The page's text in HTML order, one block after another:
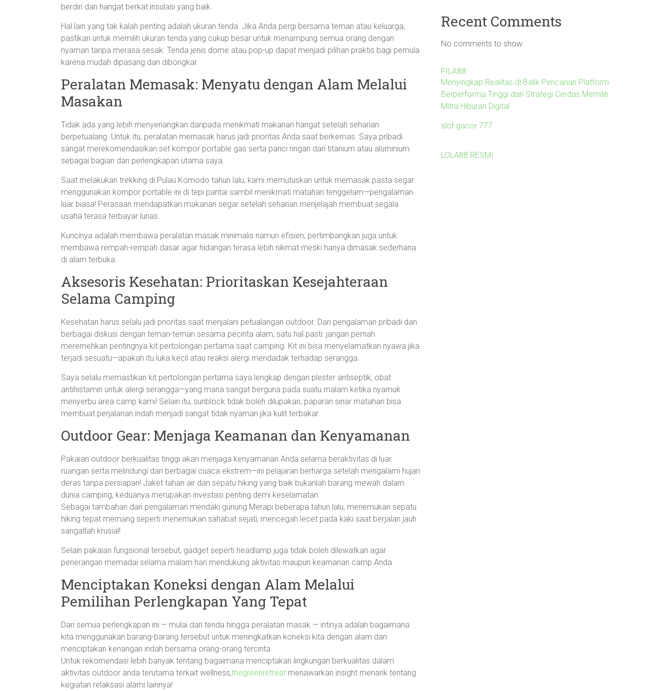
berdiri dan hangat berkat insulasi yang baik.
Hal lain yang tak kalah penting adalah ukuran tenda. Jika Anda pergi bersama teman atau keluarga,
pastikan untuk memilih ukuran tenda yang cukup besar untuk menampung semua orang dengan
nyaman tanpa merasa sesak. Tenda jenis dome atau pop-up dapat menjadi pilihan praktis bagi pemula
karena mudah dipasang dan dibongkar.
Peralatan Memasak: Menyatu dengan Alam Melalui
Masakan
Tidak ada yang lebih menyenangkan daripada menikmati makanan hangat setelah seharian
berpetualang. Untuk itu, peralatan memasak harus jadi prioritas Anda saat berkemas. Saya pribadi
sangat merekomendasikan set kompor portable gas serta panci ringan dari titanium atau aluminium
sebagai bagian dari perlengkapan utama saya.
Saat melakukan trekking di Pulau Komodo tahun lalu, kami memutuskan untuk memasak pasta segar
menggunakan kompor portable ini di tepi pantai sambil menikmati matahari tenggelam—pengalaman
luar biasa! Perasaan mendapatkan makanan segar setelah seharian menjelajah membuat segala
usaha terasa terbayar lunas.
Kuncinya adalah membawa peralatan masak minimalis namun efisien; pertimbangkan juga untuk
membawa rempah-rempah dasar agar hidangan terasa lebih nikmat meski hanya dimasak sederhana
di alam terbuka.
Aksesoris Kesehatan: Prioritaskan Kesejahteraan
Selama Camping
Kesehatan harus selalu jadi prioritas saat menjalani petualangan outdoor. Dari pengalaman pribadi dan
berbagai diskusi dengan teman-teman sesama pecinta alam, satu hal pasti: jangan pernah
meremehkan pentingnya kit pertolongan pertama saat camping. Kit ini bisa menyelamatkan nyawa jika
terjadi sesuatu—apakah itu luka kecil atau reaksi alergi mendadak terhadap serangga.
Saya selalu memastikan kit pertolongan pertama saya lengkap dengan plester antiseptik, obat
antihistamin untuk alergi serangga—yang mana sangat berguna pada suatu malam ketika nyamuk
menyerbu area camp kami! Selain itu, sunblock tidak boleh dilupakan; paparan sinar matahari bisa
membuat perjalanan indah menjadi sangat tidak nyaman jika kulit terbakar.
Outdoor Gear: Menjaga Keamanan dan Kenyamanan
Pakaian outdoor berkualitas tinggi akan menjaga kenyamanan Anda selama beraktivitas di luar
ruangan serta melindungi dari berbagai cuaca ekstrem—ini pelajaran berharga setelah mengalami hujan
deras tanpa persiapan! Jaket tahan air dan sepatu hiking yang baik bukanlah barang mewah dalam
dunia camping; keduanya merupakan investasi penting demi keselamatan.
Sebagai tambahan dari pengalaman mendaki gunung Merapi beberapa tahun lalu, menemukan sepatu
hiking tepat memang seperti menemukan sahabat sejati; mencegah lecet pada kaki saat berjalan jauh
sangatlah krusial!
Selain pakaian fungsional tersebut, gadget seperti headlamp juga tidak boleh dilewatkan agar
penerangan memadai selama malam hari mendukung aktivitas maupun keamanan camp Anda.
Menciptakan Koneksi dengan Alam Melalui
Pemilihan Perlengkapan Yang Tepat
Dari semua perlengkapan ini — mulai dari tenda hingga peralatan masak — intinya adalah bagaimana
kita menggunakan barang-barang tersebut untuk meningkatkan koneksi kita dengan alam dan
menciptakan kenangan indah bersama orang-orang tercinta.
Untuk rekomendasi lebih banyak tentang bagaimana menciptakan lingkungan berkualitas dalam
aktivitas outdoor anda terutama terkait wellness,thegreenretreat menawarkan insight menarik tentang
kegiatan relaksasi alami lainnya!
Recent Comments
No comments to show.
FILA88
Menyingkap Realitas di Balik Pencarian Platform
Berperforma Tinggi dan Strategi Cerdas Memilih
Mitra Hiburan Digital
slot gacor 777
LOLA88 RESMI